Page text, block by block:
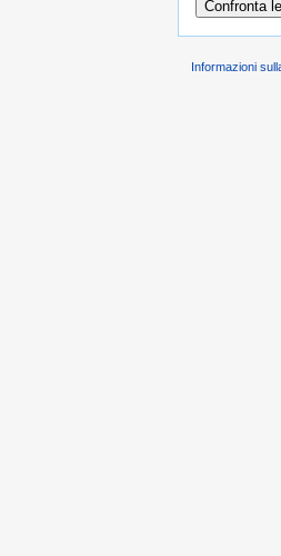
Informazioni